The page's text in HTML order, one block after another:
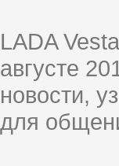
LADA
августе
новости,
для